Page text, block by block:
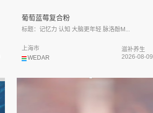
葡萄蓝莓复合粉
标题：记忆力 认知 大脑更年轻 脉洛酚M...
WEDAR
上海市
滋补养生
2026-08-09